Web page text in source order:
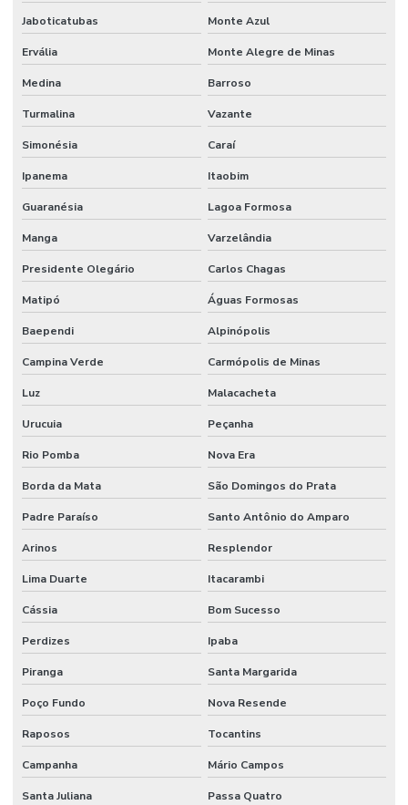
Jaboticatubas Monte Azul
Ervália Monte Alegre de Minas
Medina Barroso
Turmalina Vazante
Simonésia Caraí
Ipanema Itaobim
Guaranésia Lagoa Formosa
Manga Varzelândia
Presidente Olegário Carlos Chagas
Matipó Águas Formosas
Baependi Alpinópolis
Campina Verde Carmópolis de Minas
Luz Malacacheta
Urucuia Peçanha
Rio Pomba Nova Era
Borda da Mata São Domingos do Prata
Padre Paraíso Santo Antônio do Amparo
Arinos Resplendor
Lima Duarte Itacarambi
Cássia Bom Sucesso
Perdizes Ipaba
Piranga Santa Margarida
Poço Fundo Nova Resende
Raposos Tocantins
Campanha Mário Campos
Santa Juliana Passa Quatro